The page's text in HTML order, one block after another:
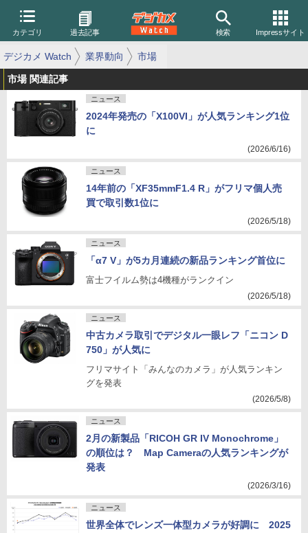
カテゴリ 過去記事 検索 Impressサイト
デジカメ Watch 業界動向 市場
市場 関連記事
ニュース
2024年発売の「X100VI」が人気ランキング1位
に
(2026/6/16)
ニュース
14年前の「XF35mmF1.4 R」がフリマ個人売
買で取引数1位に
(2026/5/18)
ニュース
「α7 V」が5カ月連続の新品ランキング首位に
富士フイルム勢は4機種がランクイン
(2026/5/18)
ニュース
中古カメラ取引でデジタル一眼レフ「ニコン D
750」が人気に
フリマサイト「みんなのカメラ」が人気ランキン
グを発表
(2026/5/8)
ニュース
2月の新製品「RICOH GR IV Monochrome」
の順位は？ Map Cameraの人気ランキングが
発表
(2026/3/16)
ニュース
世界全体でレンズ一体型カメラが好調に 2025